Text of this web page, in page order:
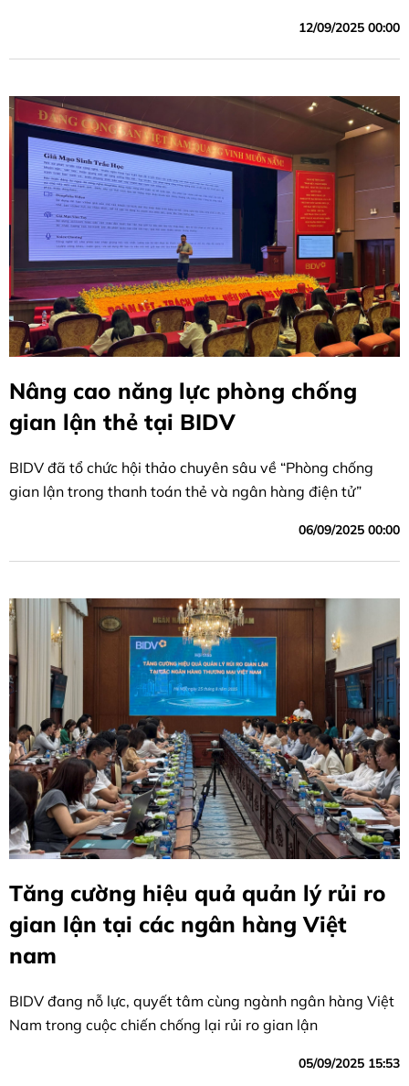
12/09/2025 00:00
Nâng cao năng lực phòng chống
gian lận thẻ tại BIDV
BIDV đã tổ chức hội thảo chuyên sâu về “Phòng chống
gian lận trong thanh toán thẻ và ngân hàng điện tử”
06/09/2025 00:00
Tăng cường hiệu quả quản lý rủi ro
gian lận tại các ngân hàng Việt
nam
BIDV đang nỗ lực, quyết tâm cùng ngành ngân hàng Việt
Nam trong cuộc chiến chống lại rủi ro gian lận
05/09/2025 15:53